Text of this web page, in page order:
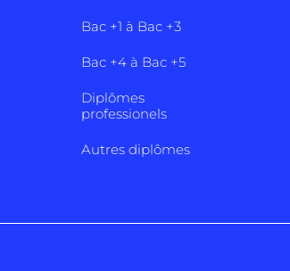
Bac +1 à Bac +3
Bac +4 à Bac +5
Diplômes
professionels
Autres diplômes